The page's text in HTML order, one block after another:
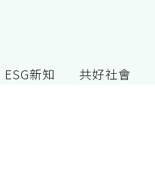
ESG新知 共好社會